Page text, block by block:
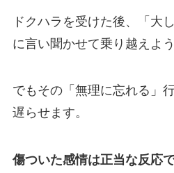
ドクハラを受けた後、「大
に言い聞かせて乗り越えよ
でもその「無理に忘れる」
遅らせます。
傷ついた感情は正当な反応